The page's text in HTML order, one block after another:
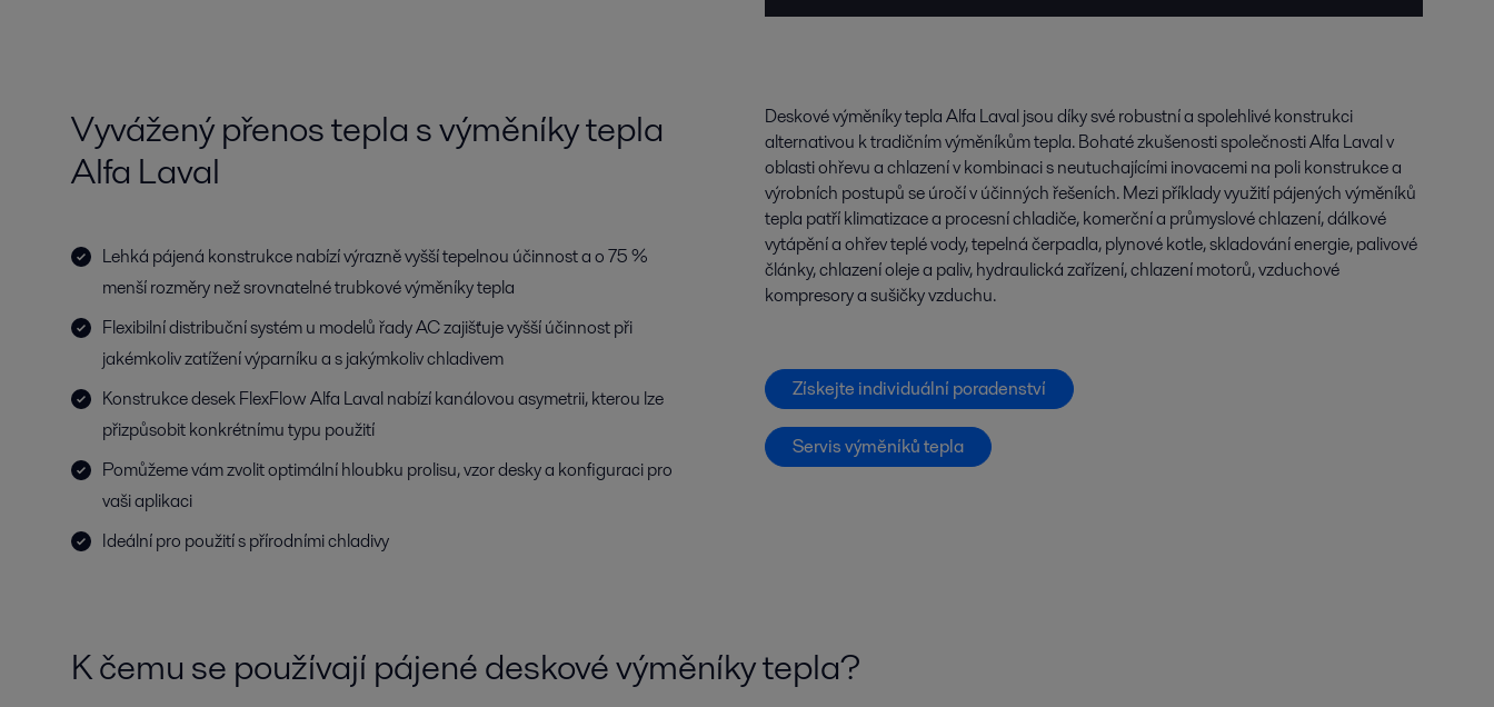
Vyvážený přenos tepla s výměníky tepla
Alfa Laval
Lehká pájená konstrukce nabízí výrazně vyšší tepelnou účinnost a o 75 %
menší rozměry než srovnatelné trubkové výměníky tepla
Flexibilní distribuční systém u modelů řady AC zajišťuje vyšší účinnost při
jakémkoliv zatížení výparníku a s jakýmkoliv chladivem
Konstrukce desek FlexFlow Alfa Laval nabízí kanálovou asymetrii, kterou lze
přizpůsobit konkrétnímu typu použití
Pomůžeme vám zvolit optimální hloubku prolisu, vzor desky a konfiguraci pro
vaši aplikaci
Ideální pro použití s přírodními chladivy
Deskové výměníky tepla Alfa Laval jsou díky své robustní a spolehlivé konstrukci
alternativou k tradičním výměníkům tepla. Bohaté zkušenosti společnosti Alfa Laval v
oblasti ohřevu a chlazení v kombinaci s neutuchajícími inovacemi na poli konstrukce a
výrobních postupů se úročí v účinných řešeních. Mezi příklady využití pájených výměníků
tepla patří klimatizace a procesní chladiče, komerční a průmyslové chlazení, dálkové
vytápění a ohřev teplé vody, tepelná čerpadla, plynové kotle, skladování energie, palivové
články, chlazení oleje a paliv, hydraulická zařízení, chlazení motorů, vzduchové
kompresory a sušičky vzduchu.
Získejte individuální poradenství
Servis výměníků tepla
K čemu se používají pájené deskové výměníky tepla?